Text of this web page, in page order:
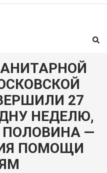
27
НЕДЕЛЮ,
—
ПОМОЩИ